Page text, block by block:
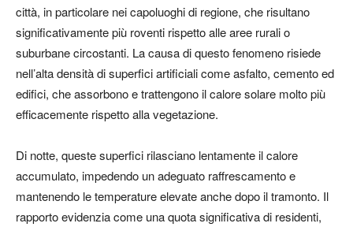
città, in particolare nei capoluoghi di regione, che risultano
significativamente più roventi rispetto alle aree rurali o
suburbane circostanti. La causa di questo fenomeno risiede
nell’alta densità di superfici artificiali come asfalto, cemento ed
edifici, che assorbono e trattengono il calore solare molto più
efficacemente rispetto alla vegetazione.
Di notte, queste superfici rilasciano lentamente il calore
accumulato, impedendo un adeguato raffrescamento e
mantenendo le temperature elevate anche dopo il tramonto. Il
rapporto evidenzia come una quota significativa di residenti,